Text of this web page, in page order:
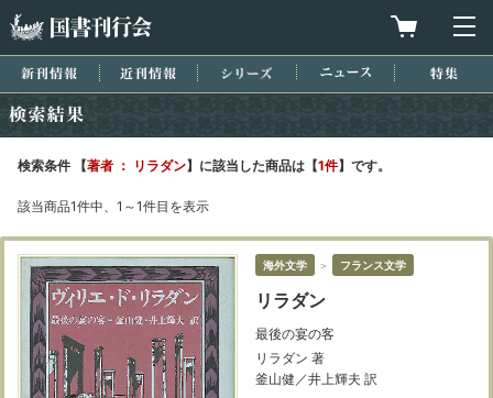
買物カゴを
新刊情報 近刊情報 シリーズ ニュース
検索条件 【著者 ： リラダン】に該当した商品は【1件】です。
該当商品1件中、1～1件目を表示
海外文学 ＞ フランス文学
リラダン
最後の宴の客
リラダン 著
釜山健／井上輝夫 訳